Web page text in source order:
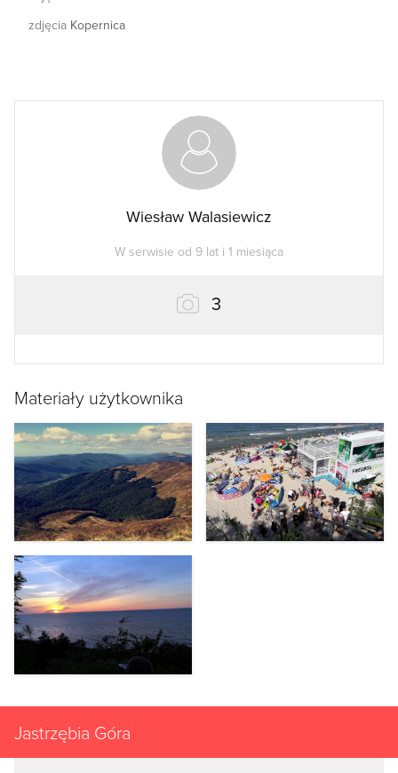
zdjęcia Kopernica
Wiesław Walasiewicz
W serwisie od 9 lat i 1 miesiąca
3zdjęcia
Materiały użytkownika
Jastrzębia Góra